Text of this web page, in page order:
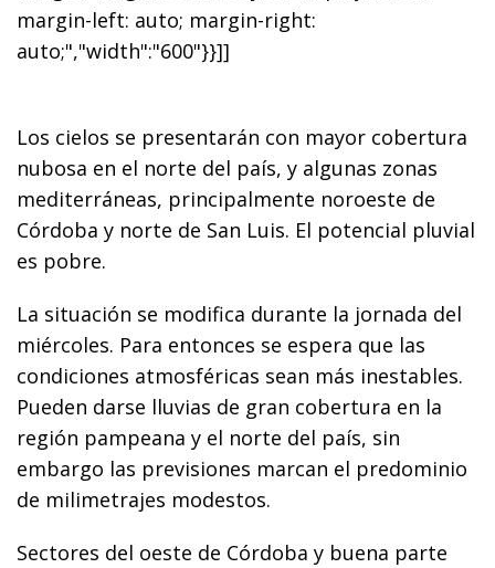
margin-left: auto; margin-right:
auto;","width":"600"}}]]
Los cielos se presentarán con mayor cobertura
nubosa en el norte del país, y algunas zonas
mediterráneas, principalmente noroeste de
Córdoba y norte de San Luis. El potencial pluvial
es pobre.
La situación se modifica durante la jornada del
miércoles. Para entonces se espera que las
condiciones atmosféricas sean más inestables.
Pueden darse lluvias de gran cobertura en la
región pampeana y el norte del país, sin
embargo las previsiones marcan el predominio
de milimetrajes modestos.
Sectores del oeste de Córdoba y buena parte